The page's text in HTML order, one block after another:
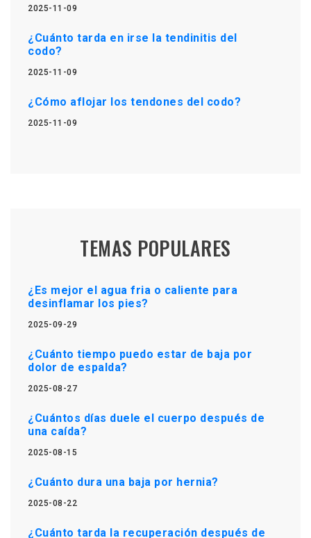
2025-11-09
¿Cuánto tarda en irse la tendinitis del
codo?
2025-11-09
¿Cómo aflojar los tendones del codo?
2025-11-09
TEMAS POPULARES
¿Es mejor el agua fria o caliente para
desinflamar los pies?
2025-09-29
¿Cuánto tiempo puedo estar de baja por
dolor de espalda?
2025-08-27
¿Cuántos días duele el cuerpo después de
una caída?
2025-08-15
¿Cuánto dura una baja por hernia?
2025-08-22
¿Cuánto tarda la recuperación después de